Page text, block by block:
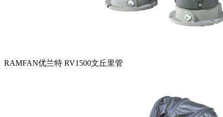
RAMFAN优兰特 RV1500文丘里管